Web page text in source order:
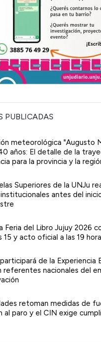
PUBLICADAS
meteorológica "Augusto
años: El detalle de la
para la provincia y la
Superiores de la UNJu
antes del
Feria del Libro Jujuy 2026
15 y acto oficial a las 19
de la Experiencia
referentes nacionales del
retoman medidas de
al paro y el CIN exige